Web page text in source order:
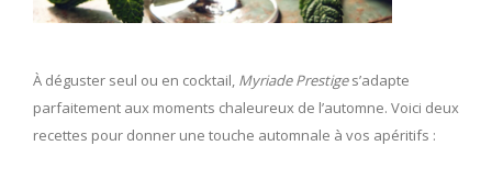
À déguster seul ou en cocktail, Myriade Prestiges’adapte
parfaitement aux moments chaleureux de l’automne. Voici deux
recettes pour donner une touche automnale à vos apéritifs :